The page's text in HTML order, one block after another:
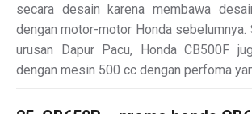
secara desain karena membawa
dengan motor-motor Honda sebelumnya.
urusan Dapur Pacu, Honda CB500F
dengan mesin 500 cc dengan perfoma